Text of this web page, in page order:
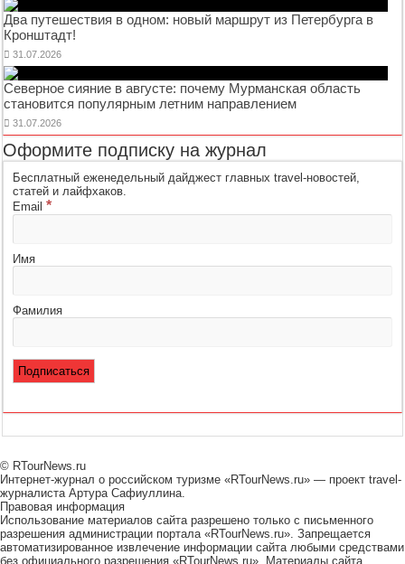
Два путешествия в одном: новый маршрут из Петербурга в
Кронштадт!
31.07.2026
Северное сияние в августе: почему Мурманская область
становится популярным летним направлением
31.07.2026
Оформите подписку на журнал
Бесплатный еженедельный дайджест главных travel-новостей,
статей и лайфхаков.
Email*
Имя
Фамилия
© RTourNews.ru
Интернет-журнал о российском туризме «RTourNews.ru» — проект travel-
журналиста Артура Сафиуллина.
Правовая информация
Использование материалов сайта разрешено только с письменного
разрешения администрации портала «RTourNews.ru». Запрещается
автоматизированное извлечение информации сайта любыми средствами
без официального разрешения «RTourNews.ru». Материалы сайта